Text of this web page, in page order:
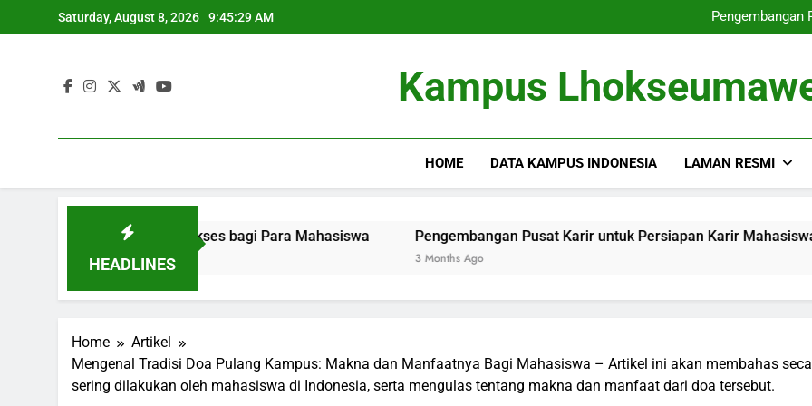
to
Saturday, August 8, 2026 9:45:30 AM
Pengembangan
Pengembangan
Kampus
HOME DATA KAMPUS INDONESIA LAMAN RESMI
HEADLINES
Strategi Sukses bagi Para Mahasiswa Pengembangan Pusat Karir untuk Persiapan Karir Mahasiswa
Home
Artikel
Mengenal Tradisi Doa Pulang Kampus: Makna dan Manfaatnya Bagi Mahasiswa – Artikel ini akan membahas
sering dilakukan oleh mahasiswa di Indonesia, serta mengulas tentang makna dan manfaat dari doa tersebut.